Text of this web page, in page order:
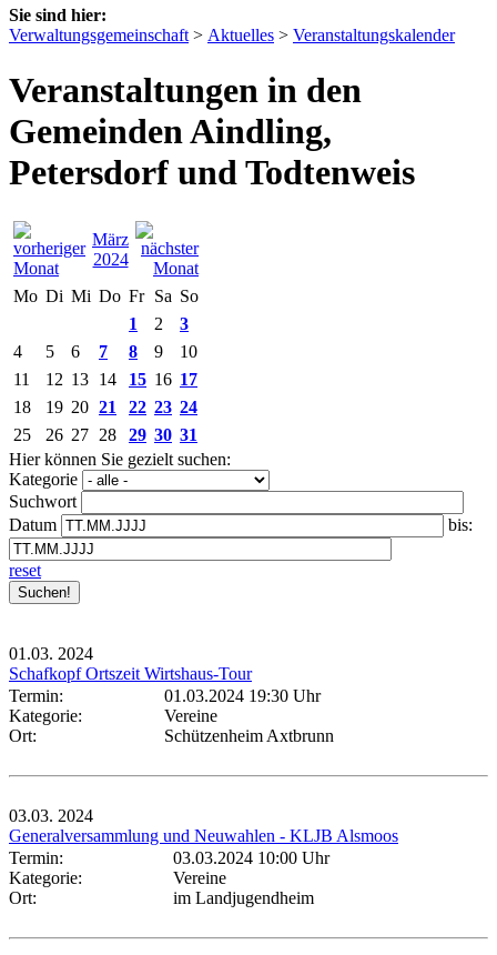
Sie sind hier:
Verwaltungsgemeinschaft > Aktuelles > Veranstaltungskalender
Veranstaltungen in den
Gemeinden Aindling,
Petersdorf und Todtenweis
März
2024
Mo Di Mi Do Fr Sa So
1
2
3
4
5 6 7 8 9
10
11
12 13 14 15 16 17
18
19 20 21 22 23 24
25
26 27 28 29 30 31
Hier können Sie gezielt suchen:
Kategorie
Suchwort
Datum
bis:
reset
01.03. 2024
Schafkopf Ortszeit Wirtshaus-Tour
Termin:
01.03.2024 19:30 Uhr
Kategorie:
Vereine
Ort:
Schützenheim Axtbrunn
03.03. 2024
Generalversammlung und Neuwahlen - KLJB Alsmoos
Termin:
03.03.2024 10:00 Uhr
Kategorie:
Vereine
Ort:
im Landjugendheim